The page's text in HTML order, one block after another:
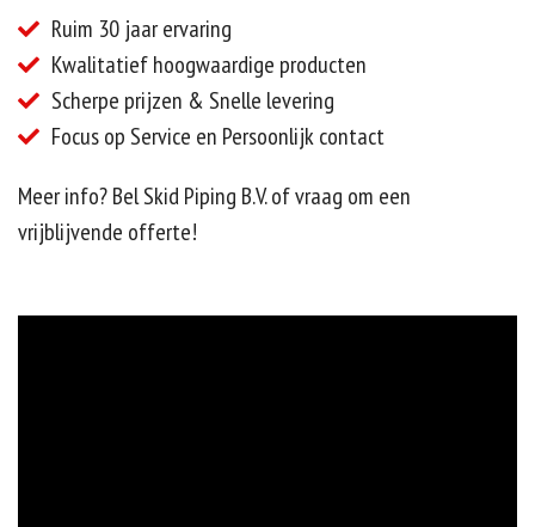
Ruim 30 jaar ervaring
Kwalitatief hoogwaardige producten
Scherpe prijzen & Snelle levering
Focus op Service en Persoonlijk contact
Meer info? Bel Skid Piping B.V. of vraag om een
vrijblijvende offerte!